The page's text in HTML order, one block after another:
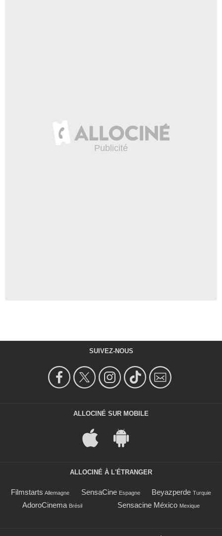
SUIVEZ-NOUS
ALLOCINÉ SUR MOBILE
ALLOCINÉ À L'ÉTRANGER
Filmstarts Allemagne SensaCine Espagne Beyazperde Turquie
AdoroCinema Brésil Sensacine México Mexique